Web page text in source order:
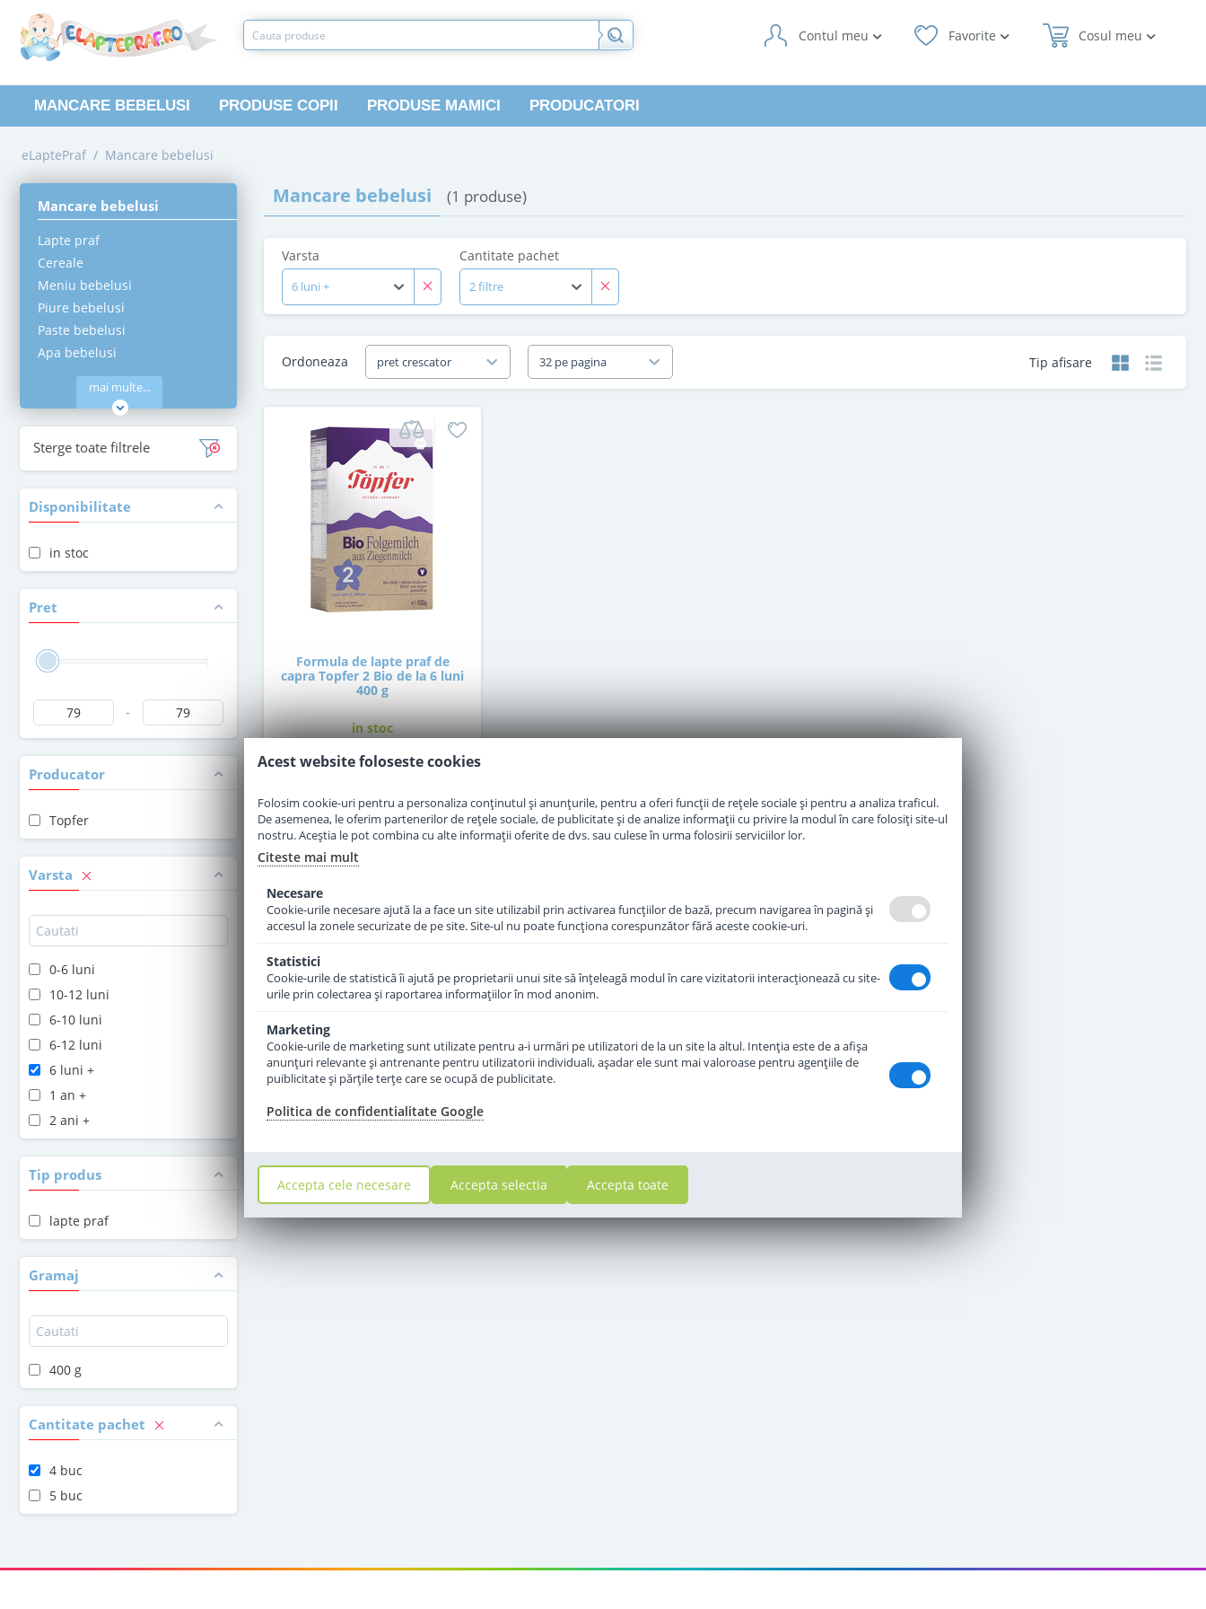
Cosul meu
Favorite
Contul meu
MANCARE BEBELUSI PRODUSE COPII PRODUSE MAMICI PRODUCATORI
eLaptePraf / Mancare bebelusi
Mancare bebelusi
Lapte praf
Cereale
Meniu bebelusi
Piure bebelusi
Paste bebelusi
Apa bebelusi
mai multe...
Sterge toate filtrele
Disponibilitate
in stoc
Pret
-
Producator
Topfer
Varsta
0-6 luni
10-12 luni
6-10 luni
6-12 luni
6 luni +
1 an +
2 ani +
Tip produs
lapte praf
Gramaj
400 g
Cantitate pachet
4 buc
5 buc
Mancare bebelusi (1 produse)
Varsta
6 luni +
Cantitate pachet
2 filtre
Tip afisare
Ordoneaza pret crescator 32 pe pagina
Formula de lapte praf de
capra Topfer 2 Bio de la 6 luni
400 g
in stoc
Adauga in cos
Acest website foloseste cookies
Folosim cookie-uri pentru a personaliza conținutul și anunțurile, pentru a oferi funcții de rețele sociale și pentru a analiza traficul.
De asemenea, le oferim partenerilor de rețele sociale, de publicitate și de analize informații cu privire la modul în care folosiți site-ul
nostru. Aceștia le pot combina cu alte informații oferite de dvs. sau culese în urma folosirii serviciilor lor.
Citeste mai mult
Necesare
Cookie-urile necesare ajută la a face un site utilizabil prin activarea funcţiilor de bază, precum navigarea în pagină şi
accesul la zonele securizate de pe site. Site-ul nu poate funcţiona corespunzător fără aceste cookie-uri.
Statistici
Cookie-urile de statistică îi ajută pe proprietarii unui site să înţeleagă modul în care vizitatorii interacţionează cu site-
urile prin colectarea şi raportarea informaţiilor în mod anonim.
Marketing
Cookie-urile de marketing sunt utilizate pentru a-i urmări pe utilizatori de la un site la altul. Intenţia este de a afişa
anunţuri relevante şi antrenante pentru utilizatorii individuali, aşadar ele sunt mai valoroase pentru agenţiile de
puiblicitate şi părţile terţe care se ocupă de publicitate.
Politica de confidentialitate Google
Accepta cele necesare Accepta selectia Accepta toate